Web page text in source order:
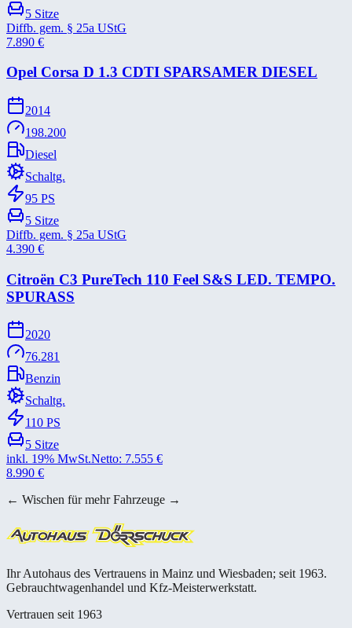
5 Sitze
Diffb. gem. § 25a UStG
7.890 €
Opel Corsa D 1.3 CDTI SPARSAMER DIESEL
2014
198.200
Diesel
Schaltg.
95 PS
5 Sitze
Diffb. gem. § 25a UStG
4.390 €
Citroën C3 PureTech 110 Feel S&​S LED. TEMPO.
SPURASS
2020
76.281
Benzin
Schaltg.
110 PS
5 Sitze
inkl. 19% MwSt.Netto: 7.555 €
8.990 €
← Wischen für mehr Fahrzeuge →
Ihr Autohaus des Vertrauens in Mainz und Wiesbaden; seit 1963.
Gebrauchtwagenhandel und Kfz-Meisterwerkstatt.
Vertrauen seit 1963